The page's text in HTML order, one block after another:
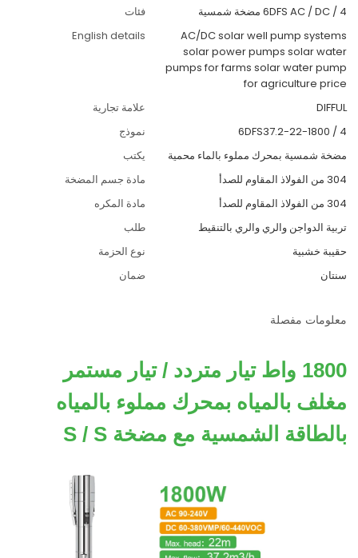
فئات
4 / 6DFS AC / DC مضخة شمسية
English details
AC/DC solar well pump systems
solar power pumps solar water
pumps for farms solar water pump
for agriculture price
علامة تجارية
DIFFUL
نموذج
4 / 6DFS37.2-22-1800
يكتب
مضخة شمسية بمحرك مملوء بالماء محمية
مادة جسم المضخة
304 من الفولاذ المقاوم للصدأ
مادة المكره
304 من الفولاذ المقاوم للصدأ
طلب
تربية الدواجن والري والري بالتنقيط
نوع الحزمة
حقيبة خشبية
ضمان
سنتان
معلومات مفصلة
1800 واط تيار متردد / تيار مستمر
مغلف بالمياه بمحرك مملوء بالمياه
بالطاقة الشمسية مع مضخة S / S